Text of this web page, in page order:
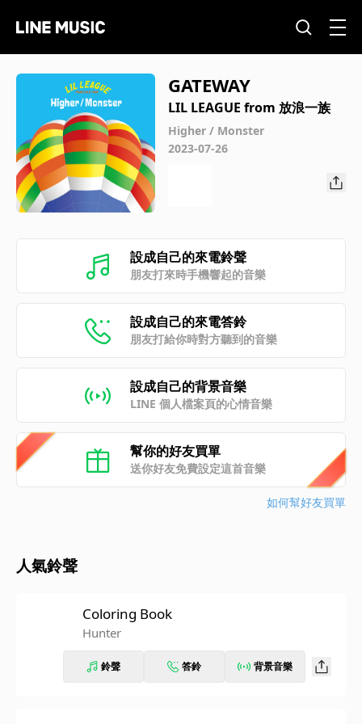
GATEWAY
LIL LEAGUE from 放浪一族
Higher / Monster
2023-07-26
設成自己的來電鈴聲
朋友打來時手機響起的音樂
設成自己的來電答鈴
朋友打給你時對方聽到的音樂
設成自己的背景音樂
LINE 個人檔案頁的心情音樂
幫你的好友買單
送你好友免費設定這首音樂
如何幫好友買單
人氣鈴聲
Coloring Book
Hunter
鈴聲 答鈴 背景音樂